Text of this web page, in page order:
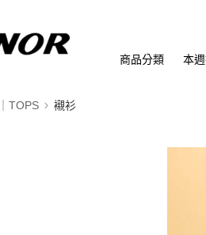
商品分類 本
TOPS 襯衫